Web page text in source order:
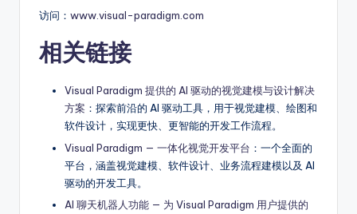
访问： www.visual-paradigm.com
相关链接
Visual Paradigm 提供的 AI 驱动的视觉建模与设计解决
方案 ：探索前沿的 AI 驱动工具，用于视觉建模、绘图和
软件设计，实现更快、更智能的开发工作流程。
Visual Paradigm — 一体化视觉开发平台 ：一个全面的
平台，涵盖视觉建模、软件设计、业务流程建模以及 AI
驱动的开发工具。
AI 聊天机器人功能 — 为 Visual Paradigm 用户提供的